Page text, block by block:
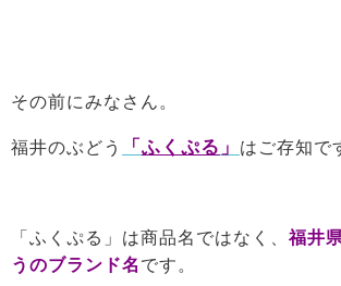
その前にみなさん。
福井のぶどう 「 ふくぷる 」 はご存知で
「ふくぷる」は商品名ではなく、福井
うのブランド名 です。